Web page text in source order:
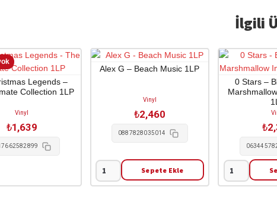
İlgili
Legends –
Collection 1LP
Vinyl
₺1,639
Alex G – Beach Music 1LP
Vinyl
₺2,460
0887828035014
Alex
G
Sepete Ekle
0 Stars –
₺
Stars